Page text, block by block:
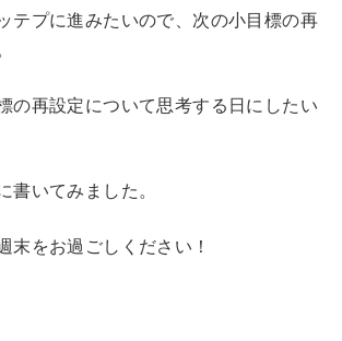
テプに進みたいので、次の小目標の再
の再設定について思考する日にしたい
書いてみました。
末をお過ごしください！